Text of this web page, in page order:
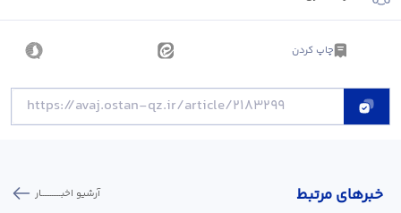
چاپ کردن
خبر‌های مرتبط آرشیو اخبـــــــــــار